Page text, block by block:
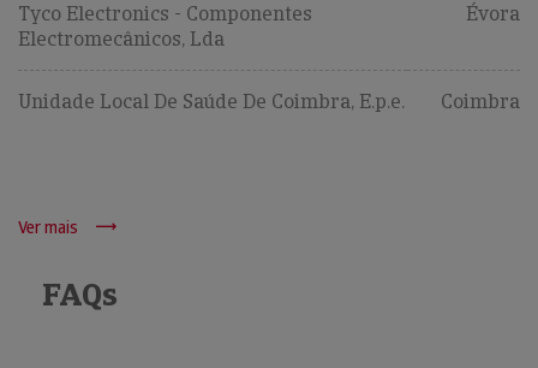
Tyco Electronics - Componentes
Electromecânicos, Lda
Évora
Unidade Local De Saúde De Coimbra, E.p.e. Coimbra
Ver mais
FAQs